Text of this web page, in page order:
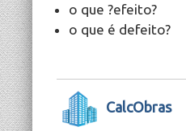
o que ?efeito?
o que é defeito?
CalcObras